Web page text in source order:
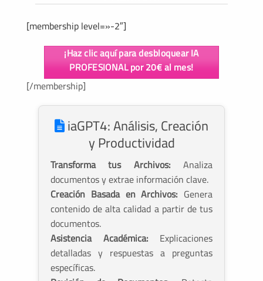
[membership level=»-2″]
¡Haz clic aquí para desbloquear IA
PROFESIONAL por 20€ al mes!
[/membership]
iaGPT4: Análisis, Creación
y Productividad
Transforma tus Archivos: Analiza
documentos y extrae información clave.
Creación Basada en Archivos: Genera
contenido de alta calidad a partir de tus
documentos.
Asistencia Académica: Explicaciones
detalladas y respuestas a preguntas
específicas.